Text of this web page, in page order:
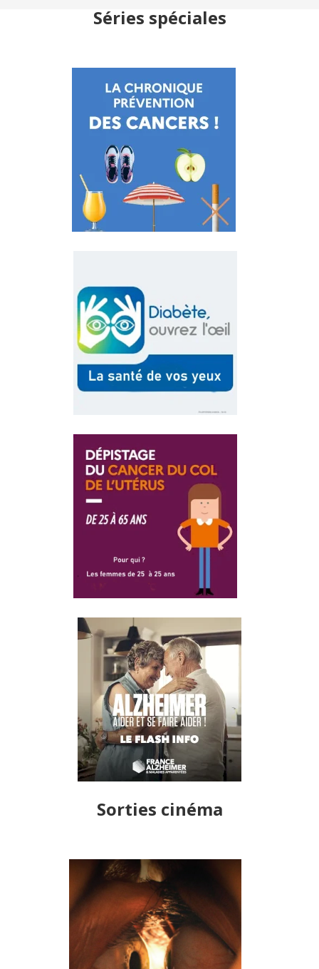
Séries spéciales
GESTES À
ADOPTER
QUOTIDIEN
POUR ÊTRE
EN BONNE
DIADÈTE
OUVVREZ
L'EIL LA
SANTÉ DES
VOS YEUX
DÉPISTAGE
DU CANCER
DE
L'UTÉRUS
MALADIE
ALZHEIMER
AIDER SE
FAIRE
AIDER
Sorties cinéma
TOGETHER
RÉALISÉ PAR
MICHAEL
SHANKS